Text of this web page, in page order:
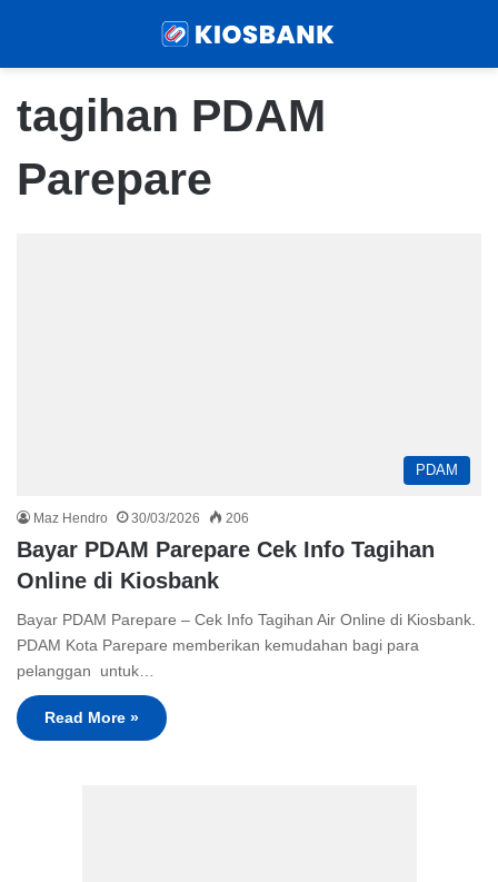
tagihan PDAM
Parepare
PDAM
Maz Hendro 30/03/2026 206
Bayar PDAM Parepare Cek Info Tagihan
Online di Kiosbank
Bayar PDAM Parepare – Cek Info Tagihan Air Online di Kiosbank.
PDAM Kota Parepare memberikan kemudahan bagi para
pelanggan untuk…
Read More »